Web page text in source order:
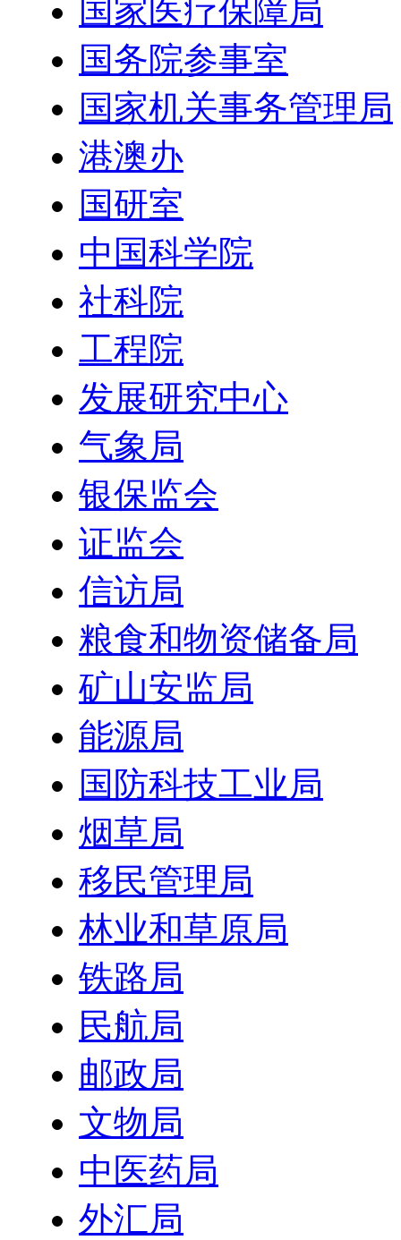
国家医疗保障局
国务院参事室
国家机关事务管理局
港澳办
国研室
中国科学院
社科院
工程院
发展研究中心
气象局
银保监会
证监会
信访局
粮食和物资储备局
矿山安监局
能源局
国防科技工业局
烟草局
移民管理局
林业和草原局
铁路局
民航局
邮政局
文物局
中医药局
外汇局